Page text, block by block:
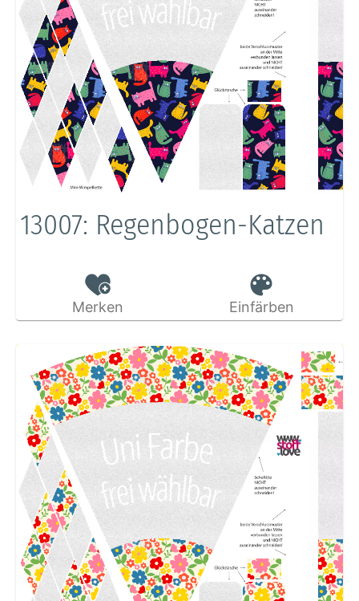
13007: Regenbogen-Katzen
Merken Einfärben